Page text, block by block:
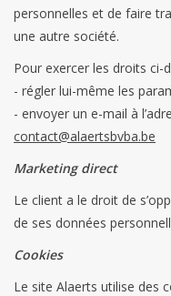
personnelles et de faire
une autre société.
Pour exercer les droits ci-
- régler lui-même les
- envoyer un e-mail à
contact@alaertsbvba.be
Marketing direct
Le client a le droit de
de ses données
Cookies
Le site Alaerts utilise des